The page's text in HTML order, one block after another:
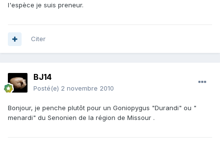
l'espèce je suis preneur.
Citer
BJ14
Posté(e) 2 novembre 2010
Bonjour, je penche plutôt pour un Goniopygus "Durandi" ou "
menardi" du Senonien de la région de Missour .